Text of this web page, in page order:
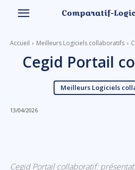
Accueil Meilleurs Logiciels collaboratifs
Cegid Portail
Meilleurs Logiciels
13/04/2026
Cegid Portail collaboratif: